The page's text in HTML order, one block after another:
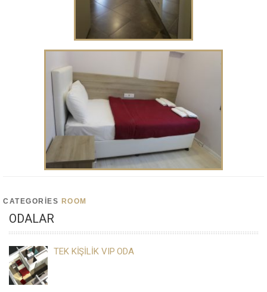
CATEGORIES ROOM
ODALAR
TEK KİŞİLİK VIP ODA